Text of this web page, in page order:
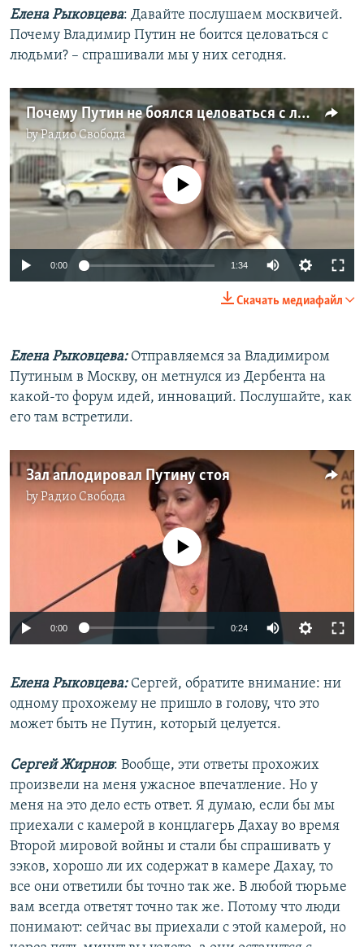
Елена Рыковцева: Давайте послушаем москвичей.
Почему Владимир Путин не боится целоваться с
людьми? – спрашивали мы у них сегодня.
Почему Путин не боялся целоваться с людьми в Дербенте?
byРадио Свобода
720p 1080p
No media source currently available
0:00 1:34 Auto
720p
1080p
Скачать медиафайл
Елена Рыковцева:Отправляемся за Владимиром
Путиным в Москву, он метнулся из Дербента на
какой-то форум идей, инноваций. Послушайте, как
его там встретили.
Зал аплодировал Путину стоя
byРадио Свобода
Auto 240p 360p 480p
No media source currently available
0:00 0:24
360p
480p
Елена Рыковцева:Сергей, обратите внимание: ни
одному прохожему не пришло в голову, что это
может быть не Путин, который целуется.
Сергей Жирнов: Вообще, эти ответы прохожих
произвели на меня ужасное впечатление. Но у
меня на это дело есть ответ. Я думаю, если бы мы
приехали с камерой в концлагерь Дахау во время
Второй мировой войны и стали бы спрашивать у
зэков, хорошо ли их содержат в камере Дахау, то
все они ответили бы точно так же. В любой тюрьме
вам всегда ответят точно так же. Потому что люди
понимают: сейчас вы приехали с этой камерой, но